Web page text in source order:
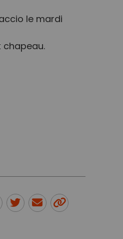
le mardi
chapeau.